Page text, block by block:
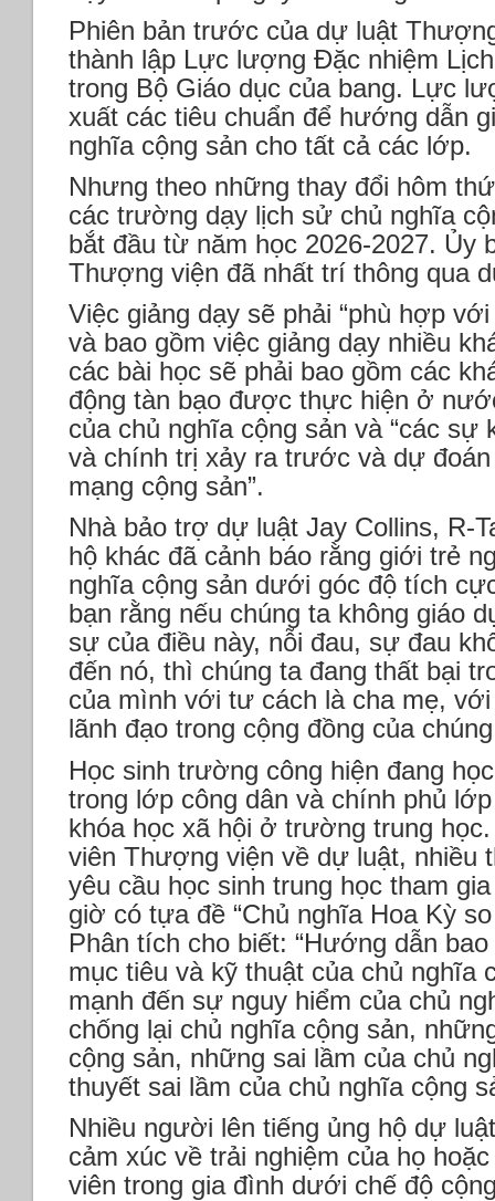
Phiên bản trước của dự luật
thành lập Lực lượng Đặc nhiệm
trong Bộ Giáo dục của bang. Lực
xuất các tiêu chuẩn để hướng dẫn
nghĩa cộng sản cho tất cả các lớp.
Nhưng theo những thay đổi hôm
các trường dạy lịch sử chủ nghĩa
bắt đầu từ năm học 2026-2027. Ủy
Thượng viện đã nhất trí thông qua
Việc giảng dạy sẽ phải “phù hợp
và bao gồm việc giảng dạy nhiều
các bài học sẽ phải bao gồm các
động tàn bạo được thực hiện ở
của chủ nghĩa cộng sản và “các sự
và chính trị xảy ra trước và dự
mạng cộng sản”.
Nhà bảo trợ dự luật Jay Collins, R-
hộ khác đã cảnh báo rằng giới trẻ
nghĩa cộng sản dưới góc độ tích
bạn rằng nếu chúng ta không giáo
sự của điều này, nỗi đau, sự đau
đến nó, thì chúng ta đang thất bại
của mình với tư cách là cha mẹ,
lãnh đạo trong cộng đồng của
Học sinh trường công hiện đang
trong lớp công dân và chính phủ
khóa học xã hội ở trường trung
viên Thượng viện về dự luật, nhiều
yêu cầu học sinh trung học tham
giờ có tựa đề “Chủ nghĩa Hoa Kỳ
Phân tích cho biết: “Hướng dẫn
mục tiêu và kỹ thuật của chủ nghĩa
mạnh đến sự nguy hiểm của chủ
chống lại chủ nghĩa cộng sản,
cộng sản, những sai lầm của chủ
thuyết sai lầm của chủ nghĩa cộng
Nhiều người lên tiếng ủng hộ dự
cảm xúc về trải nghiệm của họ
viên trong gia đình dưới chế độ